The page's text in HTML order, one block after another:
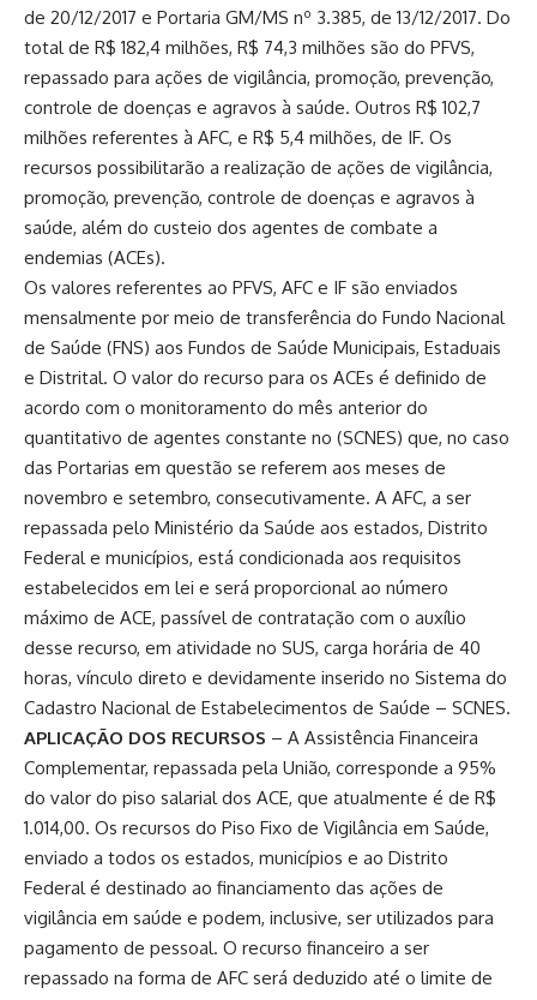
de 20/12/2017 e Portaria GM/MS nº 3.385, de 13/12/2017. Do
total de R$ 182,4 milhões, R$ 74,3 milhões são do PFVS,
repassado para ações de vigilância, promoção, prevenção,
controle de doenças e agravos à saúde. Outros R$ 102,7
milhões referentes à AFC, e R$ 5,4 milhões, de IF. Os
recursos possibilitarão a realização de ações de vigilância,
promoção, prevenção, controle de doenças e agravos à
saúde, além do custeio dos agentes de combate a
endemias (ACEs).
Os valores referentes ao PFVS, AFC e IF são enviados
mensalmente por meio de transferência do Fundo Nacional
de Saúde (FNS) aos Fundos de Saúde Municipais, Estaduais
e Distrital. O valor do recurso para os ACEs é definido de
acordo com o monitoramento do mês anterior do
quantitativo de agentes constante no (SCNES) que, no caso
das Portarias em questão se referem aos meses de
novembro e setembro, consecutivamente. A AFC, a ser
repassada pelo Ministério da Saúde aos estados, Distrito
Federal e municípios, está condicionada aos requisitos
estabelecidos em lei e será proporcional ao número
máximo de ACE, passível de contratação com o auxílio
desse recurso, em atividade no SUS, carga horária de 40
horas, vínculo direto e devidamente inserido no Sistema do
Cadastro Nacional de Estabelecimentos de Saúde – SCNES.
APLICAÇÃO DOS RECURSOS – A Assistência Financeira
Complementar, repassada pela União, corresponde a 95%
do valor do piso salarial dos ACE, que atualmente é de R$
1.014,00. Os recursos do Piso Fixo de Vigilância em Saúde,
enviado a todos os estados, municípios e ao Distrito
Federal é destinado ao financiamento das ações de
vigilância em saúde e podem, inclusive, ser utilizados para
pagamento de pessoal. O recurso financeiro a ser
repassado na forma de AFC será deduzido até o limite de